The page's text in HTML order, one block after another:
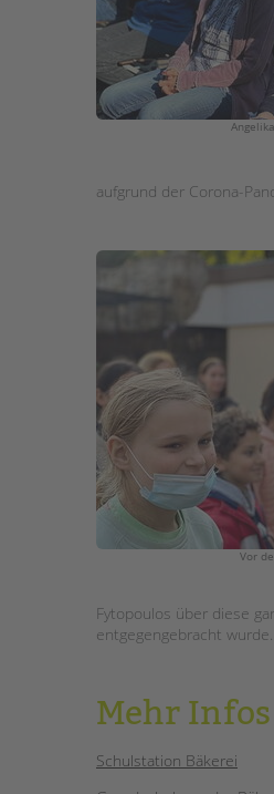
aufgrund der Corona-
Vor
Fytopoulos über diese
entgegengebracht
Mehr Infos
Schulstation Bäkerei